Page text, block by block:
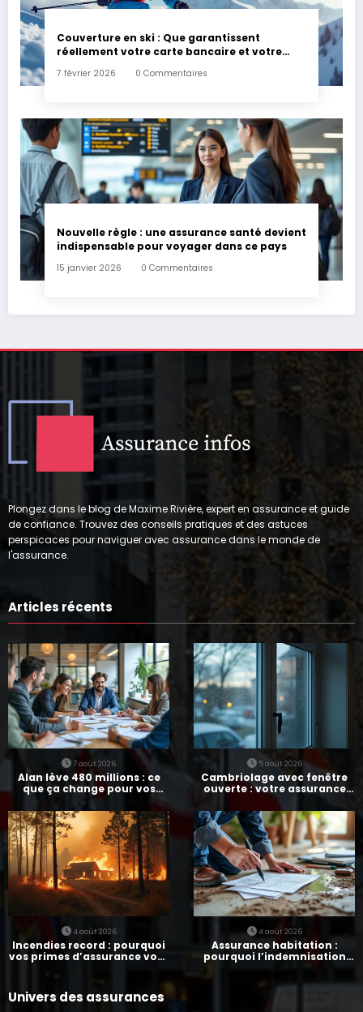
Couverture en ski : Que garantissent
réellement votre carte bancaire et votre
7 février 2026 0 Commentaires
Nouvelle règle : une assurance santé devient
indispensable pour voyager dans ce pays
15 janvier 2026 0 Commentaires
Plongez dans le blog de Maxime Rivière, expert en assurance et guide
de confiance. Trouvez des conseils pratiques et des astuces
perspicaces pour naviguer avec assurance dans le monde de
l'assurance.
Articles récents
7 août 2026
Alan lève 480 millions : ce
que ça change pour vos
assurances
5 août 2026
Cambriolage avec fenêtre
ouverte : votre assurance
paie-t-elle ?
4 août 2026
Incendies record : pourquoi
vos primes d’assurance vont
4 août 2026
Assurance habitation :
pourquoi l’indemnisation
prend parfois 7 mois
Univers des assurances